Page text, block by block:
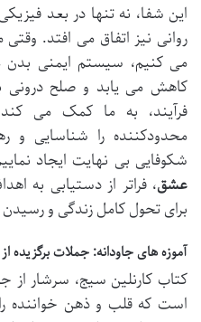
این شفا، نه تنها در بعد
روانی نیز اتفاق می افتد.
می کنیم، سیستم ایمنی
کاهش می یابد و صلح درونی
فرآیند، به ما کمک می
محدودکننده را شناسایی و
شکوفایی بی نهایت ایجاد
عشق، فراتر از دستیابی به
برای تحول کامل زندگی و
آموزه های جاودانه: جملات برگزیده
کتاب کارنلین سیج، سرشار
است که قلب و ذهن خواننده